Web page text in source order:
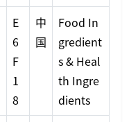
E
6
F
1
8
中
国
Food In
gredient
s & Heal
th Ingre
dients